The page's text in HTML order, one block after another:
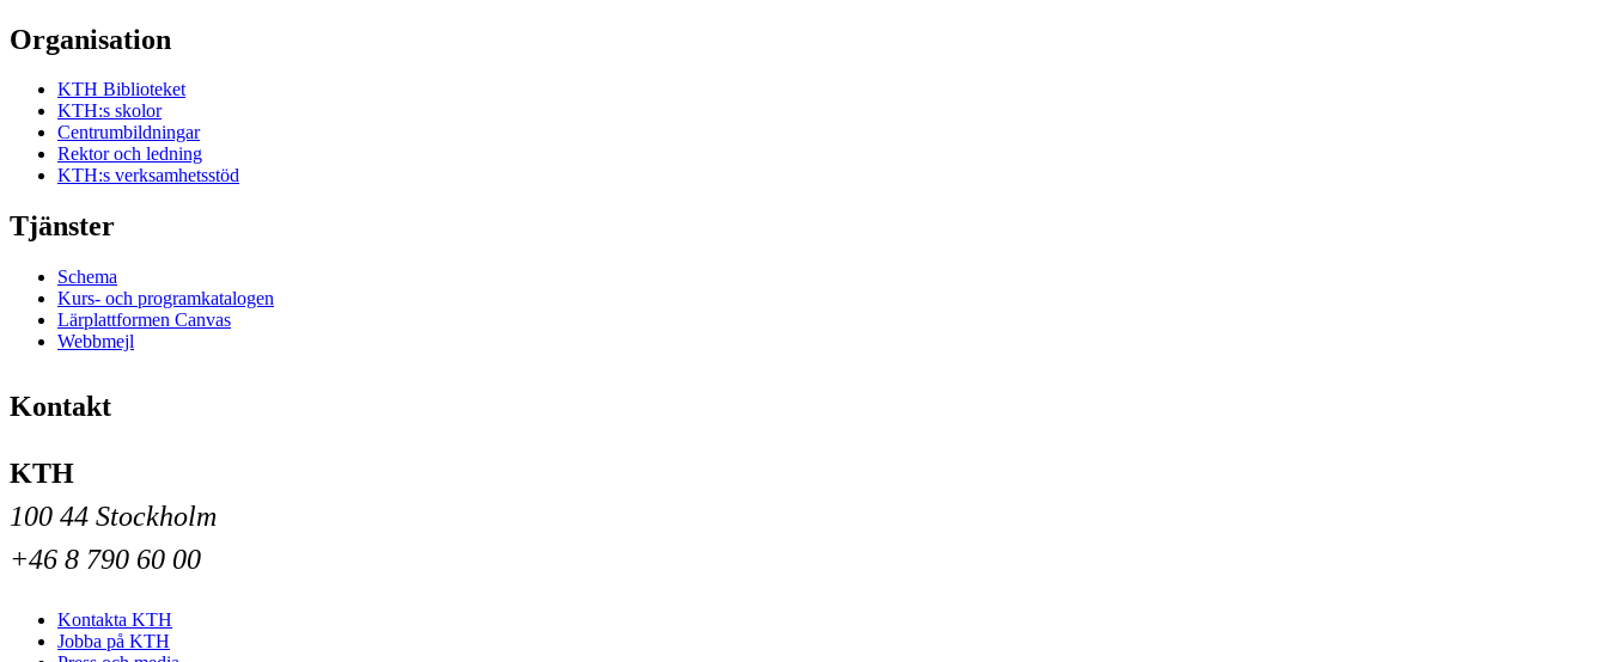
Organisation
KTH Biblioteket
KTH:s skolor
Centrumbildningar
Rektor och ledning
KTH:s verksamhetsstöd
Tjänster
Schema
Kurs- och programkatalogen
Lärplattformen Canvas
Webbmejl
Kontakt
KTH
100 44 Stockholm
+46 8 790 60 00
Kontakta KTH
Jobba på KTH